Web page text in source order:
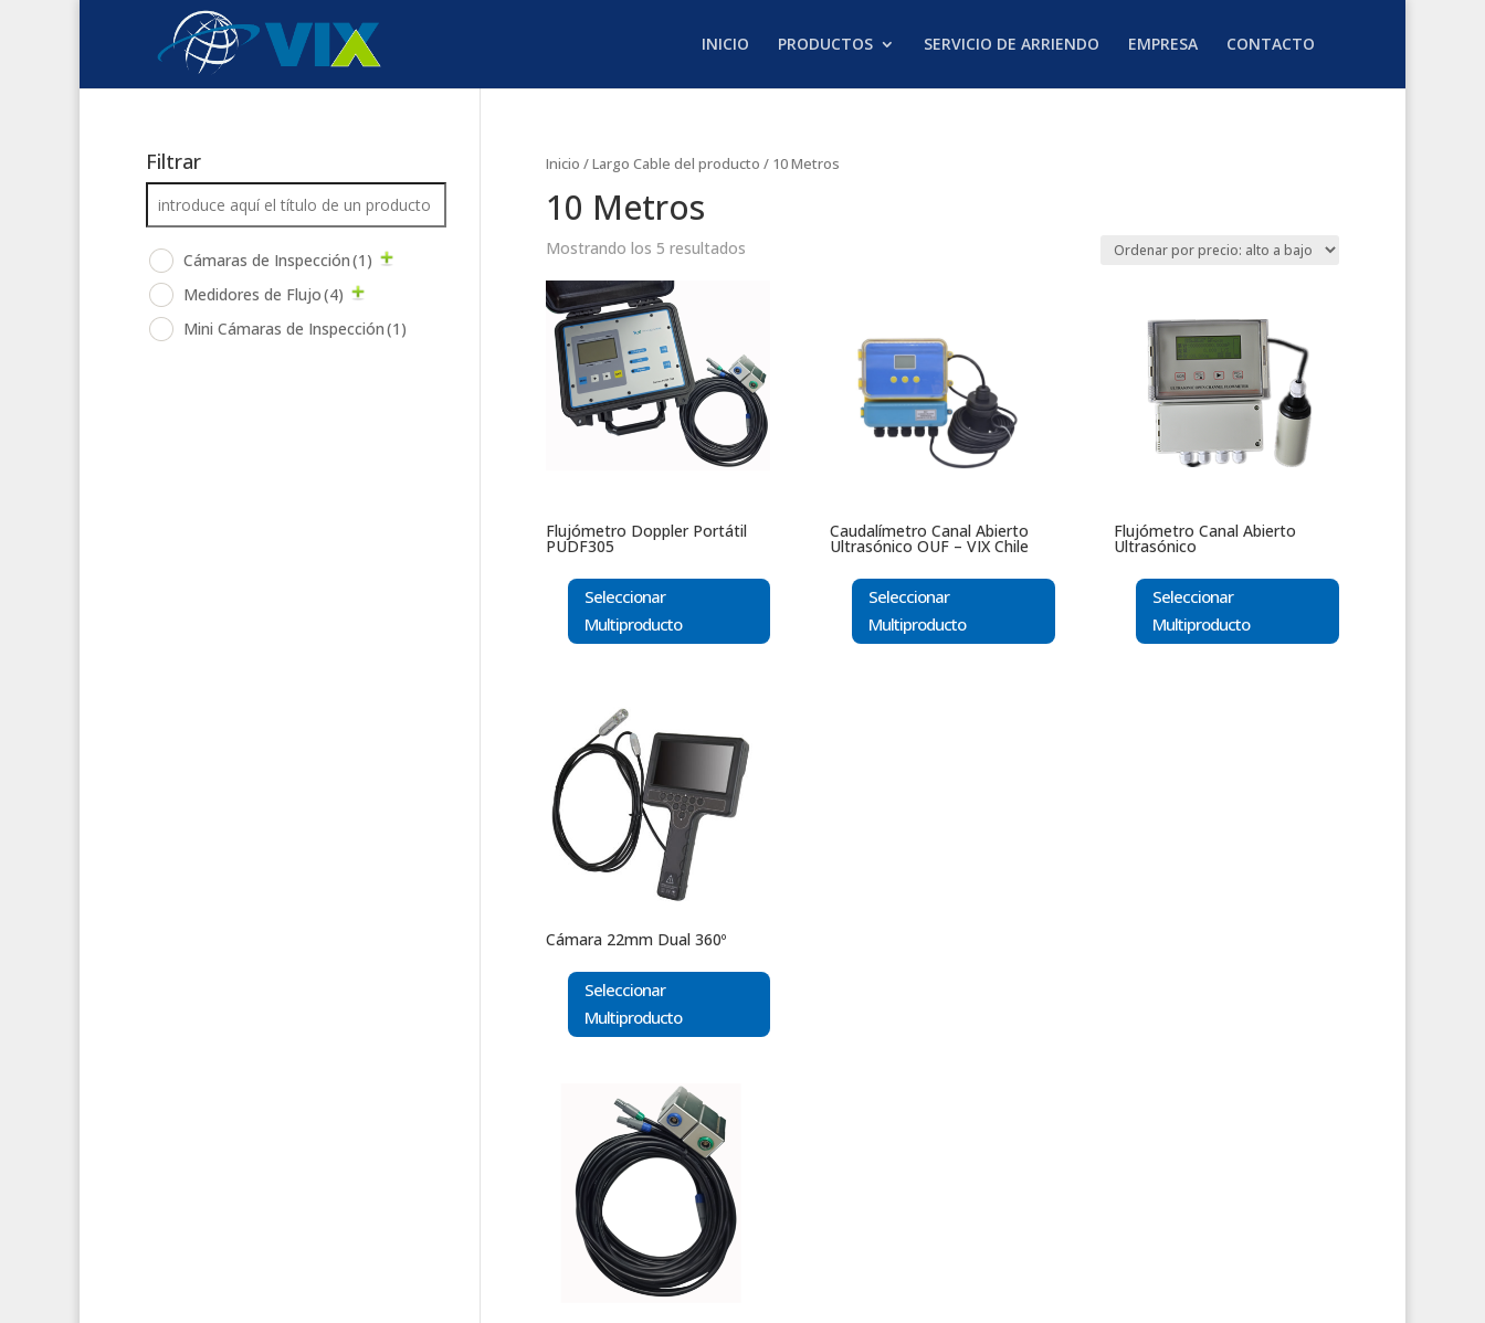
INICIO PRODUCTOS SERVICIO DE ARRIENDO EMPRESA CONTACTO
Inicio / Largo Cable del producto / 10 Metros
10 Metros
Mostrando los 5 resultados
Flujómetro Doppler Portátil
PUDF305
Seleccionar
Multiproducto
Caudalímetro Canal Abierto
Ultrasónico OUF – VIX Chile
Seleccionar
Multiproducto
Flujómetro Canal Abierto
Ultrasónico
Seleccionar
Multiproducto
Cámara 22mm Dual 360º
Seleccionar
Multiproducto
Filtrar
Cámaras de Inspección(1)
Medidores de Flujo(4)
Mini Cámaras de Inspección(1)